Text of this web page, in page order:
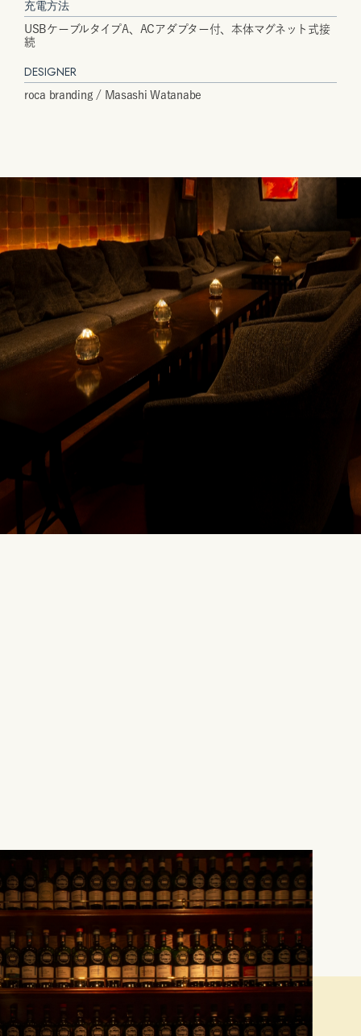
充電方法
USBケーブルタイプA、ACアダプター付、本体マグネット式接
続
DESIGNER
roca branding / Masashi Watanabe